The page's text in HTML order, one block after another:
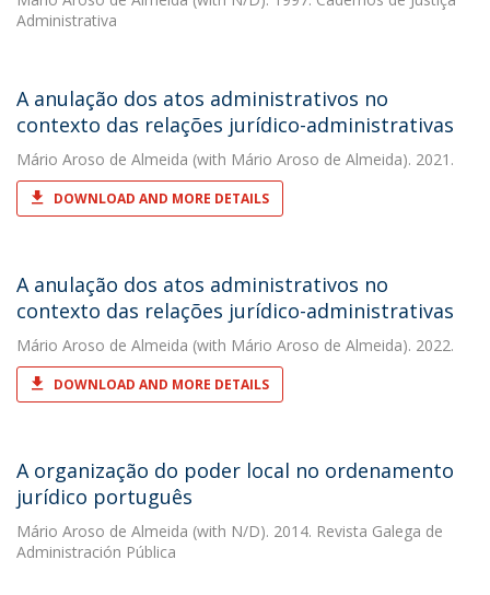
Administrativa
A anulação dos atos administrativos no
contexto das relações jurídico-administrativas
Mário Aroso de Almeida (with Mário Aroso de Almeida). 2021.
DOWNLOAD AND MORE DETAILS
A anulação dos atos administrativos no
contexto das relações jurídico-administrativas
Mário Aroso de Almeida (with Mário Aroso de Almeida). 2022.
DOWNLOAD AND MORE DETAILS
A organização do poder local no ordenamento
jurídico português
Mário Aroso de Almeida (with N/D). 2014. Revista Galega de
Administración Pública